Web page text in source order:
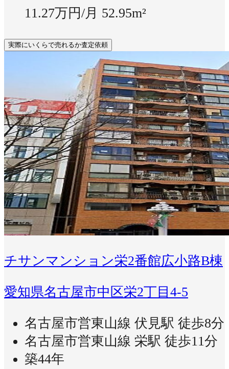
11.27万円/月 52.95m²
実際にいくらで売れるか査定依頼
チサンマンション栄2番館広小路B棟
愛知県名古屋市中区栄2丁目4-5
名古屋市営東山線 伏見駅 徒歩8分
名古屋市営東山線 栄駅 徒歩11分
築44年